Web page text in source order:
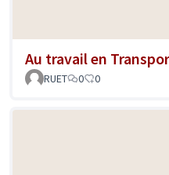
Au travail en
RUET
0 0